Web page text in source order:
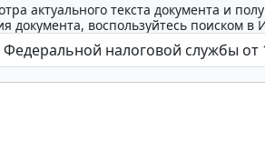
актуального текста документа и
документа, воспользуйтесь поиском в